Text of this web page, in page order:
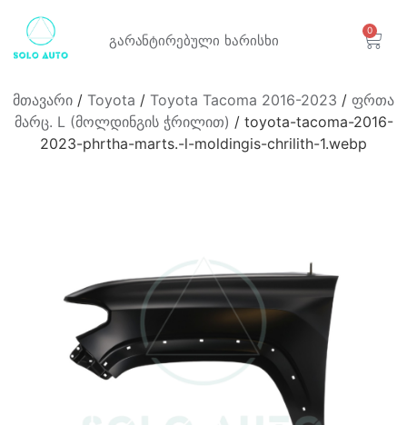
გარანტირებული ხარისხი
0
მთავარი / Toyota / Toyota Tacoma 2016-2023 / ფრთა
მარც. L (მოლდინგის ჭრილით) / toyota-tacoma-2016-
2023-phrtha-marts.-l-moldingis-chrilith-1.webp